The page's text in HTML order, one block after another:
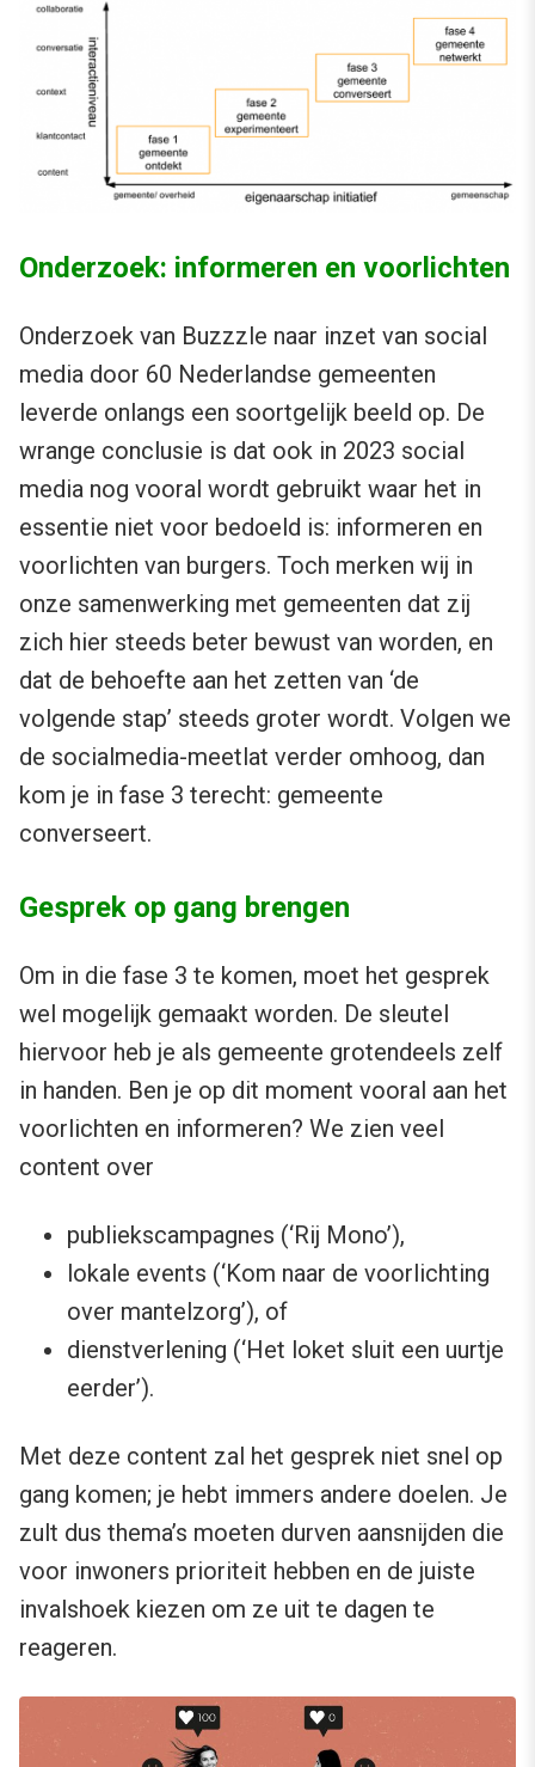
Onderzoek: informeren en voorlichten
Onderzoek van Buzzzle naar inzet van social
media door 60 Nederlandse gemeenten
leverde onlangs een soortgelijk beeld op. De
wrange conclusie is dat ook in 2023 social
media nog vooral wordt gebruikt waar het in
essentie niet voor bedoeld is: informeren en
voorlichten van burgers. Toch merken wij in
onze samenwerking met gemeenten dat zij
zich hier steeds beter bewust van worden, en
dat de behoefte aan het zetten van ‘de
volgende stap’ steeds groter wordt. Volgen we
de socialmedia-meetlat verder omhoog, dan
kom je in fase 3 terecht: gemeente
converseert.
Gesprek op gang brengen
Om in die fase 3 te komen, moet het gesprek
wel mogelijk gemaakt worden. De sleutel
hiervoor heb je als gemeente grotendeels zelf
in handen. Ben je op dit moment vooral aan het
voorlichten en informeren? We zien veel
content over
publiekscampagnes (‘Rij Mono’),
lokale events (‘Kom naar de voorlichting
over mantelzorg’), of
dienstverlening (‘Het loket sluit een uurtje
eerder’).
Met deze content zal het gesprek niet snel op
gang komen; je hebt immers andere doelen. Je
zult dus thema’s moeten durven aansnijden die
voor inwoners prioriteit hebben en de juiste
invalshoek kiezen om ze uit te dagen te
reageren.